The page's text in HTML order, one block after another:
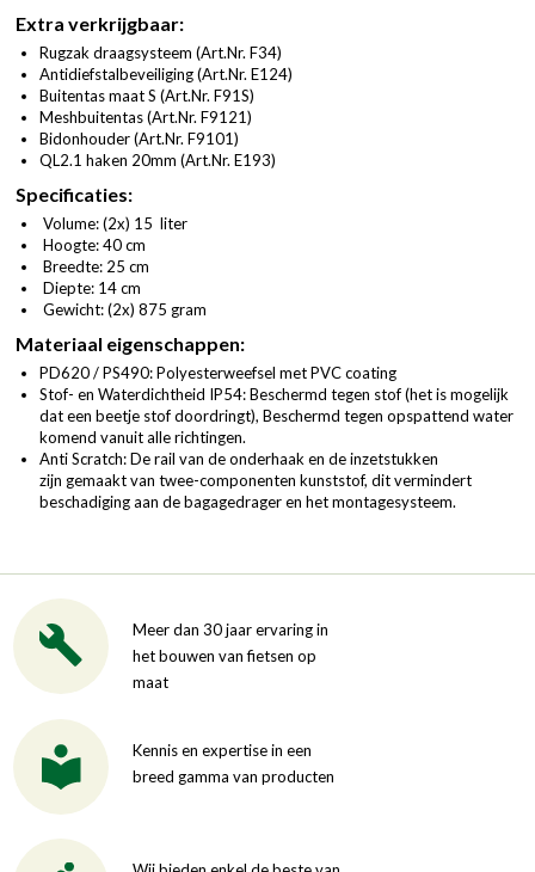
Extra verkrijgbaar:
Rugzak draagsysteem (Art.Nr. F34)
Antidiefstalbeveiliging (Art.Nr. E124)
Buitentas maat S (Art.Nr. F91S)
Meshbuitentas (Art.Nr. F9121)
Bidonhouder (Art.Nr. F9101)
QL2.1 haken 20mm (Art.Nr. E193)
Specificaties:
Volume: (2x) 15 liter
Hoogte: 40 cm
Breedte: 25 cm
Diepte: 14 cm
Gewicht: (2x) 875 gram
Materiaal eigenschappen:
PD620 / PS490: Polyesterweefsel met PVC coating
Stof- en Waterdichtheid IP54: Beschermd tegen stof (het is mogelijk
dat een beetje stof doordringt), Beschermd tegen opspattend water
komend vanuit alle richtingen.
Anti Scratch: De rail van de onderhaak en de inzetstukken
zijn gemaakt van twee-componenten kunststof, dit vermindert
beschadiging aan de bagagedrager en het montagesysteem.
Meer dan 30 jaar ervaring in
het bouwen van fietsen op
maat
Kennis en expertise in een
breed gamma van producten